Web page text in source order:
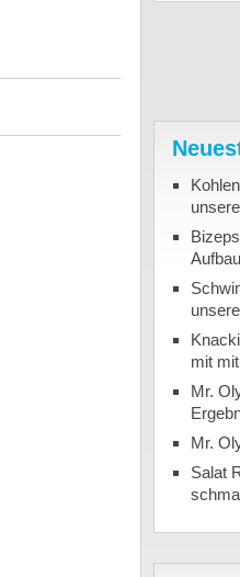
Aufbau
mit
Mr.
Mr.
Salat